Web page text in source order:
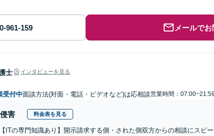
メールで
士 インタビューを見る
受付中面談方法(対面・電話・ビデオなど)は応相談営業時間：07:00~21:59
害 料金表を見る
ITの専門知識あり】開示請求する側・された側双方からの相談にスピ